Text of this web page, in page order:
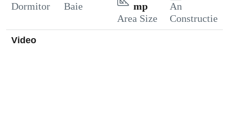
Dormitor
Baie
mp
Area Size
An
Constructie
Video